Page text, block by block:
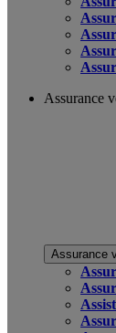
Assurance
Assurance